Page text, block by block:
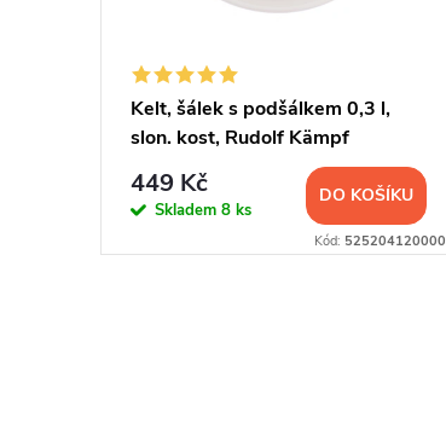
ů
Kelt, šálek s podšálkem 0,3 l,
slon. kost, Rudolf Kämpf
449 Kč
Skladem 8 ks
DO KOŠÍKU
Kód: 525204120000